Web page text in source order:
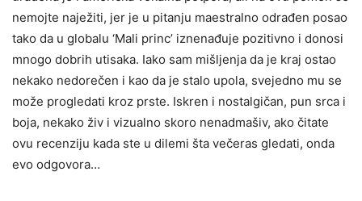
nemojte naježiti, jer je u pitanju maestralno odrađen posao
tako da u globalu ‘Mali princ’ iznenađuje pozitivno i donosi
mnogo dobrih utisaka. Iako sam mišljenja da je kraj ostao
nekako nedorečen i kao da je stalo upola, svejedno mu se
može progledati kroz prste. Iskren i nostalgičan, pun srca i
boja, nekako živ i vizualno skoro nenadmašiv, ako čitate
ovu recenziju kada ste u dilemi šta večeras gledati, onda
evo odgovora…